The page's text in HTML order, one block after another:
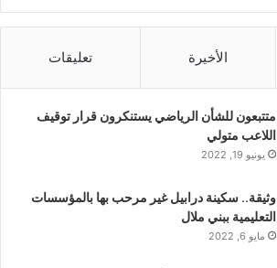
الأخيرة تعليقات
متتبعون للشأن الرياضي يستنكرون قرار توقيف
اللاعب متولي
يونيو 19, 2022
وثيقة.. سكينة درابيل غير مرحب بها بالمؤسسات
التعليمية ببني ملال
مايو 6, 2022